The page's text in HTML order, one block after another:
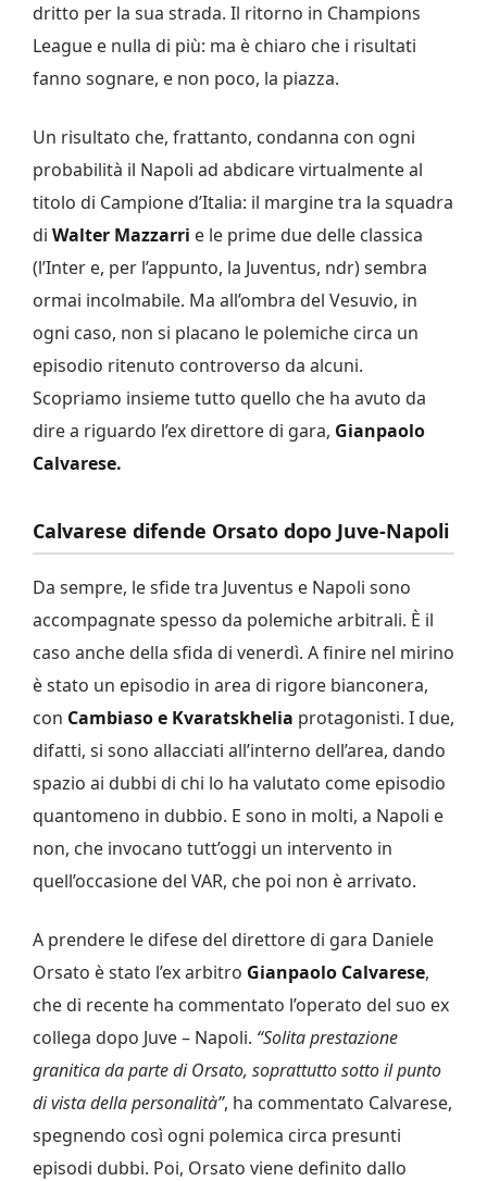
dritto per la sua strada. Il ritorno in Champions
League e nulla di più: ma è chiaro che i risultati
fanno sognare, e non poco, la piazza.
Un risultato che, frattanto, condanna con ogni
probabilità il Napoli ad abdicare virtualmente al
titolo di Campione d’Italia: il margine tra la squadra
di Walter Mazzarri e le prime due delle classica
(l’Inter e, per l’appunto, la Juventus, ndr) sembra
ormai incolmabile. Ma all’ombra del Vesuvio, in
ogni caso, non si placano le polemiche circa un
episodio ritenuto controverso da alcuni.
Scopriamo insieme tutto quello che ha avuto da
dire a riguardo l’ex direttore di gara, Gianpaolo
Calvarese.
Calvarese difende Orsato dopo Juve-Napoli
Da sempre, le sfide tra Juventus e Napoli sono
accompagnate spesso da polemiche arbitrali. È il
caso anche della sfida di venerdì. A finire nel mirino
è stato un episodio in area di rigore bianconera,
con Cambiaso e Kvaratskhelia protagonisti. I due,
difatti, si sono allacciati all’interno dell’area, dando
spazio ai dubbi di chi lo ha valutato come episodio
quantomeno in dubbio. E sono in molti, a Napoli e
non, che invocano tutt’oggi un intervento in
quell’occasione del VAR, che poi non è arrivato.
A prendere le difese del direttore di gara Daniele
Orsato è stato l’ex arbitro Gianpaolo Calvarese,
che di recente ha commentato l’operato del suo ex
collega dopo Juve – Napoli. “Solita prestazione
granitica da parte di Orsato, soprattutto sotto il punto
di vista della personalità”, ha commentato Calvarese,
spegnendo così ogni polemica circa presunti
episodi dubbi. Poi, Orsato viene definito dallo